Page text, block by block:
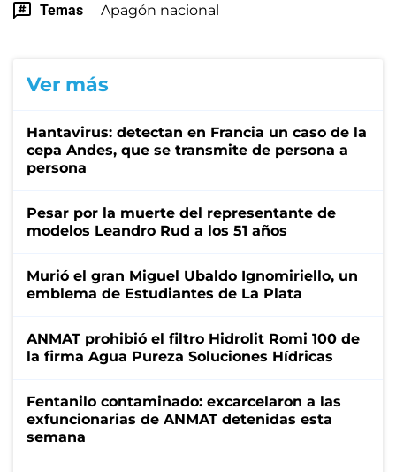
Temas Apagón nacional
Ver más
Hantavirus: detectan en Francia un caso de la
cepa Andes, que se transmite de persona a
persona
Pesar por la muerte del representante de
modelos Leandro Rud a los 51 años
Murió el gran Miguel Ubaldo Ignomiriello, un
emblema de Estudiantes de La Plata
ANMAT prohibió el filtro Hidrolit Romi 100 de
la firma Agua Pureza Soluciones Hídricas
Fentanilo contaminado: excarcelaron a las
exfuncionarias de ANMAT detenidas esta
semana